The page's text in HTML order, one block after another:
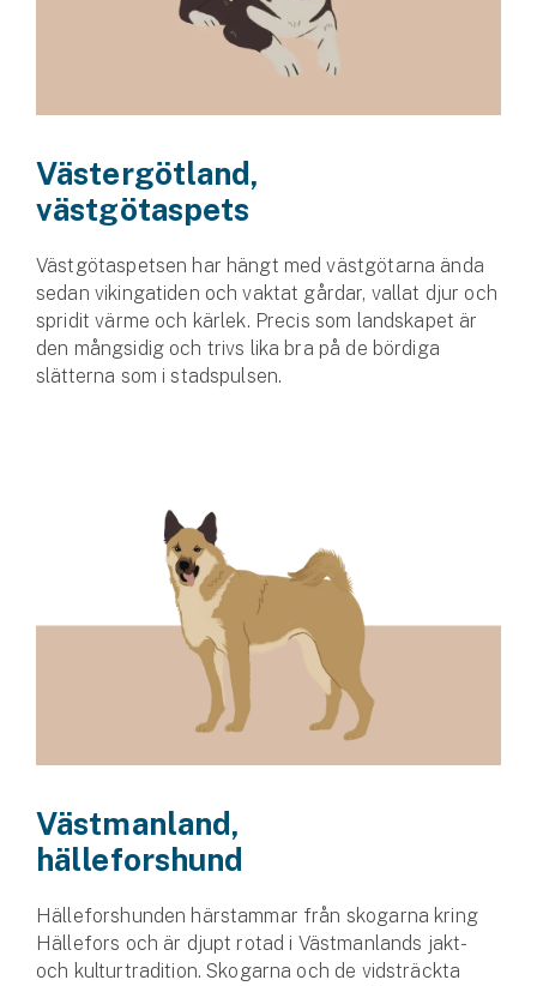
Västergötland,
västgötaspets
Västgötaspetsen har hängt med västgötarna ända
sedan vikingatiden och vaktat gårdar, vallat djur och
spridit värme och kärlek. Precis som landska­pet är
den mångsidig och trivs lika bra på de bördiga
slätterna som i stadspulsen.
Västmanland,
hälleforshund
Hälleforshunden härstammar från skogarna kring
Hällefors och är djupt rotad i Västmanlands jakt-
och kulturtradition. Skogarna och de vidsträckta